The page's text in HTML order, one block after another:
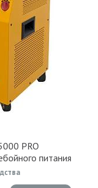
PRO
питания